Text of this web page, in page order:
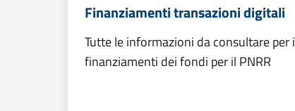
Finanziamenti transazioni digitali
Tutte le informazioni da consultare per i
finanziamenti dei fondi per il PNRR